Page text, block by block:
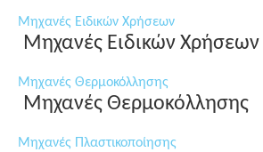
Μηχανές Ειδικών Χρήσεων
Μηχανές Ειδικών Χρήσεων
Μηχανές Θερμοκόλλησης
Μηχανές Θερμοκόλλησης
Μηχανές Πλαστικοποίησης